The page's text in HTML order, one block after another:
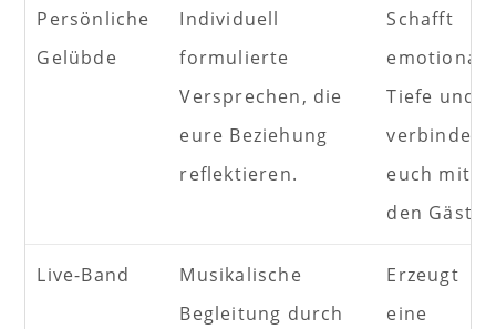
Persönliche
Gelübde
Individuell
formulierte
Versprechen, die
eure Beziehung
reflektieren.
Schafft
emotionale
Tiefe und
verbindet
euch mit
den
Live-Band
Musikalische
Begleitung durch
Erzeugt
eine